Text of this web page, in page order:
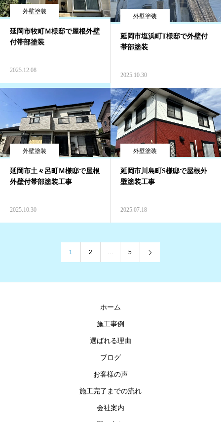
外壁塗装
延岡市牧町Ｍ様邸で屋根外壁
付帯部塗装
2025.12.08
外壁塗装
延岡市塩浜町T様邸で外壁付
帯部塗装
2025.10.30
外壁塗装
延岡市土々呂町Ｍ様邸で屋根
外壁付帯部塗装工事
2025.10.30
外壁塗装
延岡市川島町S様邸で屋根外
壁塗装工事
2025.07.18
1 2 … 5
ホーム
施工事例
選ばれる理由
ブログ
お客様の声
施工完了までの流れ
会社案内